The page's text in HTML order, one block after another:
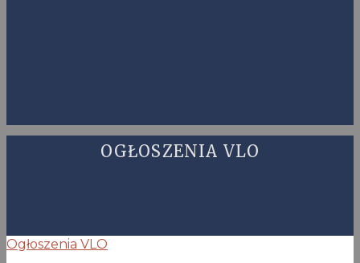
OGŁOSZENIA VLO
Ogłoszenia VLO